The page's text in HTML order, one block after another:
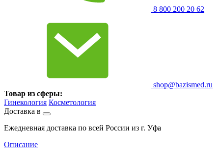
8 800 200 20 62
shop@bazismed.ru
Товар из сферы:
Гинекология Косметология
Доставка в
Ежедневная доставка по всей России из г. Уфа
Описание